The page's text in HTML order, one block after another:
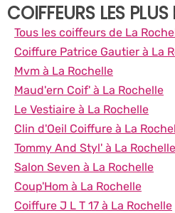
COIFFEURS LES
Tous les coiffeurs de La
Coiffure Patrice Gautier à La
Mvm à La Rochelle
Maud'ern Coif' à La Rochelle
Le Vestiaire à La Rochelle
Clin d'Oeil Coiffure à La
Tommy And Styl' à La Rochelle
Salon Seven à La Rochelle
Coup'Hom à La Rochelle
Coiffure J L T 17 à La Rochelle